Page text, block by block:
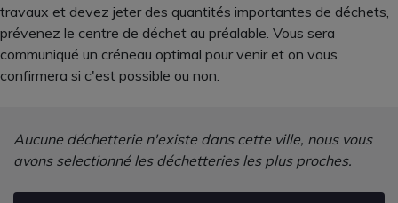
travaux et devez jeter des quantités importantes de déchets,
prévenez le centre de déchet au préalable. Vous sera
communiqué un créneau optimal pour venir et on vous
confirmera si c'est possible ou non.
Aucune déchetterie n'existe dans cette ville, nous vous
avons selectionné les déchetteries les plus proches.